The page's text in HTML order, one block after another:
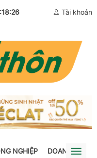
Tài khoản
NGHIỆP DOANH Toggle